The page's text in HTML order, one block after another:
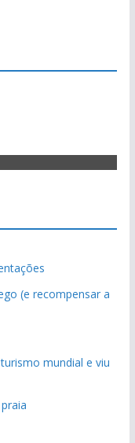
(e recompensar a
mundial e viu